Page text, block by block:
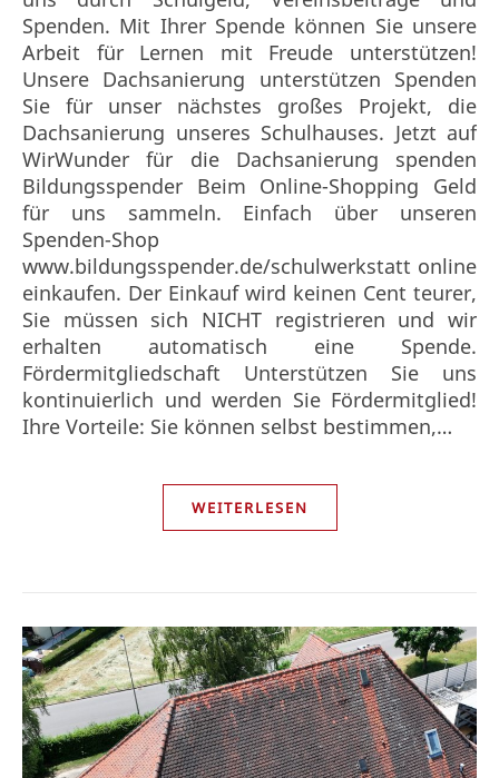
Spenden. Mit Ihrer Spende können Sie unsere
Arbeit für Lernen mit Freude unterstützen!
Unsere Dachsanierung unterstützen Spenden
Sie für unser nächstes großes Projekt, die
Dachsanierung unseres Schulhauses. Jetzt auf
WirWunder für die Dachsanierung spenden
Bildungsspender Beim Online-Shopping Geld
für uns sammeln. Einfach über unseren
Spenden-Shop
www.bildungsspender.de/schulwerkstatt online
einkaufen. Der Einkauf wird keinen Cent teurer,
Sie müssen sich NICHT registrieren und wir
erhalten automatisch eine Spende.
Fördermitgliedschaft Unterstützen Sie uns
kontinuierlich und werden Sie Fördermitglied!
Ihre Vorteile: Sie können selbst bestimmen,…
WEITERLESEN